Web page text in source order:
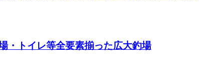
・トイレ等全要素揃った広大釣場